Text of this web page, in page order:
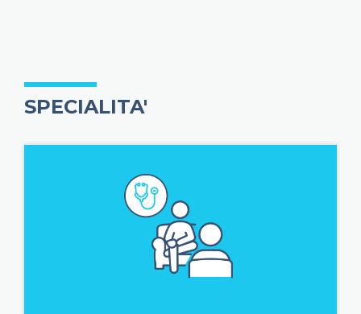
SPECIALITA'